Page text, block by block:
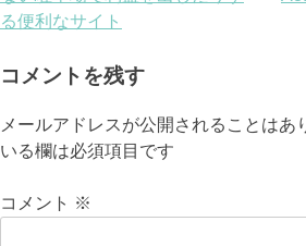
稿
ビ
ゲ
シ
る便利なサイト
コメントを残す
メールアドレスが公開されることはあ
いる欄は必須項目です
コメント ※